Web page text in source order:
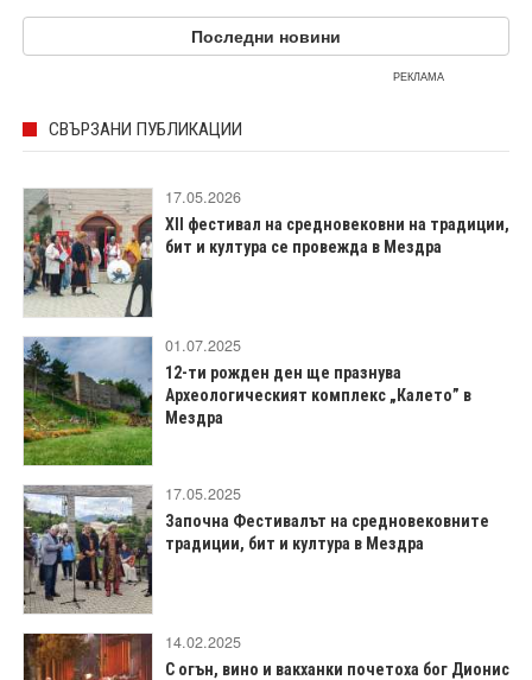
Последни новини
РЕКЛАМА
СВЪРЗАНИ ПУБЛИКАЦИИ
17.05.2026
XII фестивал на средновековни на традиции,
бит и култура се провежда в Мездра
01.07.2025
12-ти рожден ден ще празнува
Археологическият комплекс „Калето” в
Мездра
17.05.2025
Започна Фестивалът на средновековните
традиции, бит и култура в Мездра
14.02.2025
С огън, вино и вакханки почетоха бог Дионис